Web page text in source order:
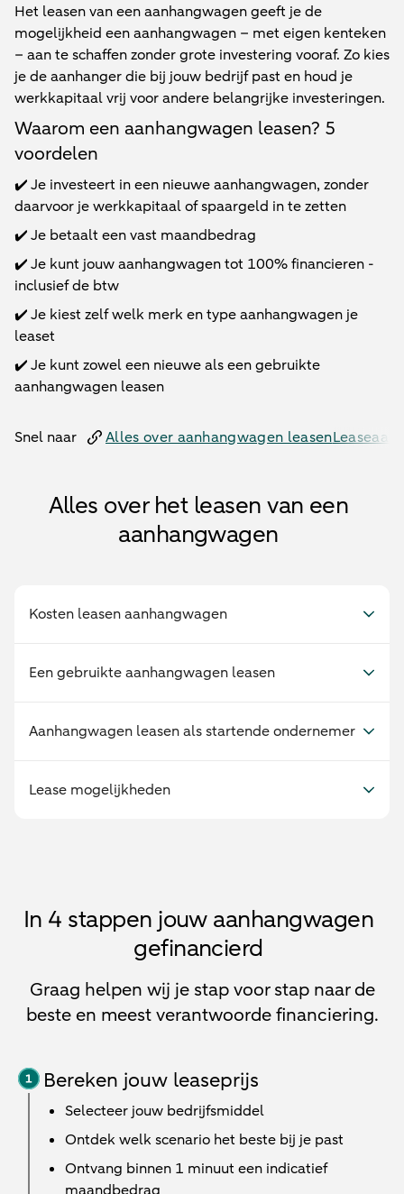
Het leasen van een aanhangwagen geeft je de
mogelijkheid een aanhangwagen – met eigen kenteken
– aan te schaffen zonder grote investering vooraf. Zo kies
je de aanhanger die bij jouw bedrijf past en houd je
werkkapitaal vrij voor andere belangrijke investeringen.
Waarom een aanhangwagen leasen? 5
voordelen
✔️ Je investeert in een nieuwe aanhangwagen, zonder
daarvoor je werkkapitaal of spaargeld in te zetten
✔️ Je betaalt een vast maandbedrag
✔️ Je kunt jouw aanhangwagen tot 100% financieren -
inclusief de btw
✔️ Je kiest zelf welk merk en type aanhangwagen je
leaset
✔️ Je kunt zowel een nieuwe als een gebruikte
aanhangwagen leasen
Snel naar Alles over aanhangwagen leasen
Alles over het leasen van een
aanhangwagen
Kosten leasen aanhangwagen
Een gebruikte aanhangwagen leasen
Aanhangwagen leasen als startende ondernemer
Lease mogelijkheden
In 4 stappen jouw aanhangwagen
gefinancierd
Graag helpen wij je stap voor stap naar de
beste en meest verantwoorde financiering.
Bereken jouw leaseprijs
Selecteer jouw bedrijfsmiddel
Ontdek welk scenario het beste bij je past
Ontvang binnen 1 minuut een indicatief